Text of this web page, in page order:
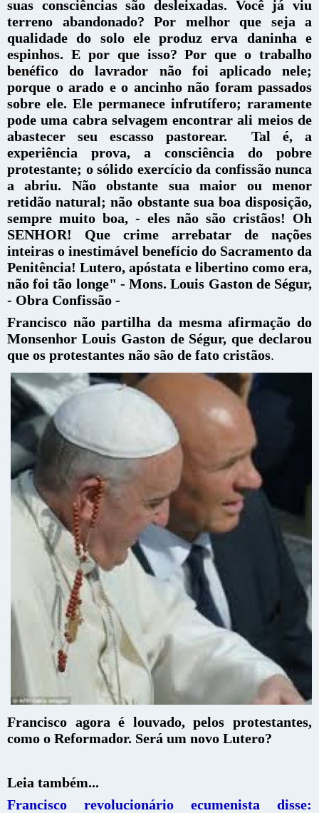
suas consciências são desleixadas. Você já viu
terreno abandonado? Por melhor que seja a
qualidade do solo ele produz erva daninha e
espinhos. E por que isso? Por que o trabalho
benéfico do lavrador não foi aplicado nele;
porque o arado e o ancinho não foram passados
sobre ele. Ele permanece infrutífero; raramente
pode uma cabra selvagem encontrar ali meios de
abastecer seu escasso pastorear. Tal é, a
experiência prova, a consciência do pobre
protestante; o sólido exercício da confissão nunca
a abriu. Não obstante sua maior ou menor
retidão natural; não obstante sua boa disposição,
sempre muito boa, - eles não são cristãos! Oh
SENHOR! Que crime arrebatar de nações
inteiras o inestimável benefício do Sacramento da
Penitência! Lutero, apóstata e libertino como era,
não foi tão longe" - Mons. Louis Gaston de Ségur,
- Obra Confissão -
Francisco não partilha da mesma afirmação do
Monsenhor Louis Gaston de Ségur, que declarou
que os protestantes não são de fato cristãos.
Francisco agora é louvado, pelos protestantes,
como o Reformador. Será um novo Lutero?
Leia também...
Francisco revolucionário ecumenista disse: